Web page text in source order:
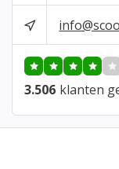
3.506 klanten